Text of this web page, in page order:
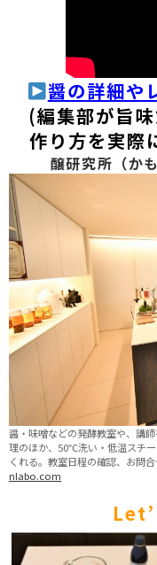
醤の詳細や
(編集部が旨
作り方を実際
醸研究所（か
醤・味噌などの発酵教室や、講
理のほか、50℃洗い・低温スチ
くれる。教室日程の確認、お問
nlabo.com